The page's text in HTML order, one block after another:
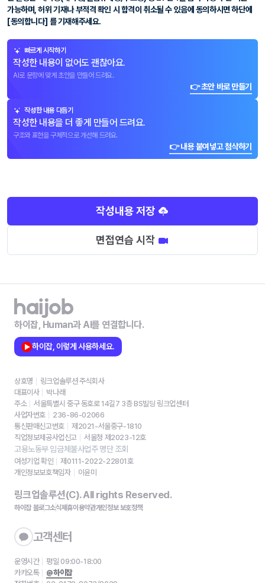
가능하며, 허위 기재나 부적격 확인 시 합격이 취소될 수 있음에 동의하시면 하단에
[동의합니다] 를 기재해주세요.
빠르게 시작하기
작성한 내용이 없어도 괜찮아요.
AI로 문항에 맞게 초안을 만들어 드려요.
👉 초안 바로 만들기
작성한 내용 다듬기
작성한 내용을 더 좋게 만들어 드려요.
구조와 표현을 구체적으로 개선해 드려요.
👉 내용 붙여넣고 첨삭하기
작성내용 저장
면접연습 시작
하이잡, Human과 AI를 연결합니다.
하이잡, 이렇게 사용하세요.
상호명
링크업솔루션 주식회사
대표이사
박나래
주소
서울특별시 중구 동호로 14길7 3층 BS빌딩 링크업센터
사업자번호
236-86-02066
통신판매신고번호
제2021-서울중구-1810
직업정보제공사업신고
서울청 제2023-12호
고용노동부 임금체불사업주 명단 조회
여성기업 확인
제0111-2022-22801호
개인정보보호책임자
이윤미
링크업솔루션(C). All rights Reserved.
하이잡 블로그소식제휴이용약관개인정보 보호정책
고객센터
운영시간
평일 09:00-18:00
카카오톡
@하이잡